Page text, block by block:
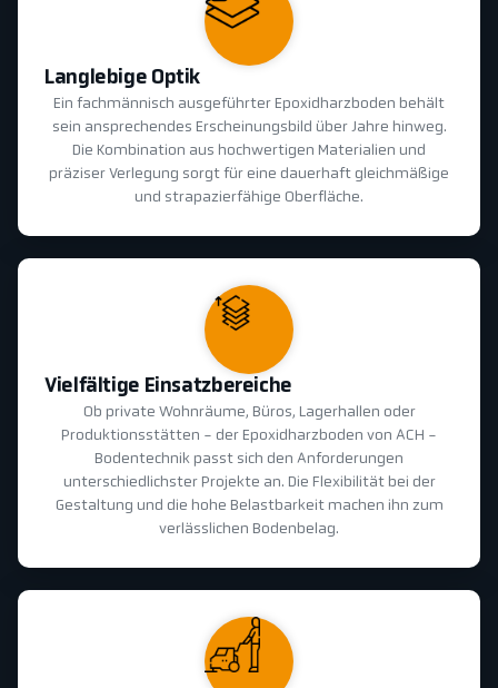
Langlebige Optik
Ein fachmännisch ausgeführter Epoxidharzboden behält
sein ansprechendes Erscheinungsbild über Jahre hinweg.
Die Kombination aus hochwertigen Materialien und
präziser Verlegung sorgt für eine dauerhaft gleichmäßige
und strapazierfähige Oberfläche.
Vielfältige Einsatzbereiche
Ob private Wohnräume, Büros, Lagerhallen oder
Produktionsstätten - der Epoxidharzboden von ACH -
Bodentechnik passt sich den Anforderungen
unterschiedlichster Projekte an. Die Flexibilität bei der
Gestaltung und die hohe Belastbarkeit machen ihn zum
verlässlichen Bodenbelag.